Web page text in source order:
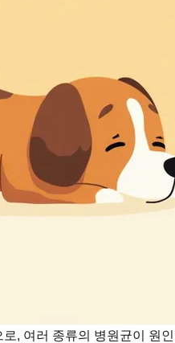
, 여러 종류의 병원균이 원인